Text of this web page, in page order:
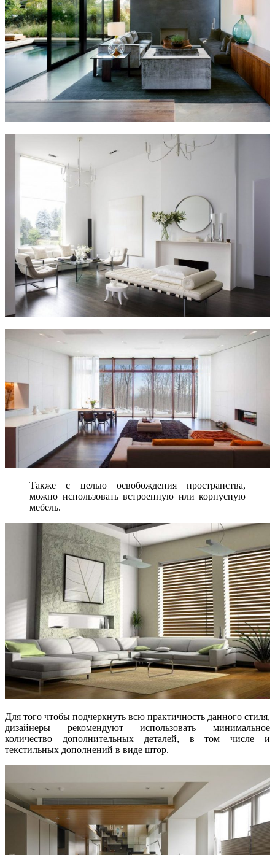
Также с целью освобождения пространства,
можно использовать встроенную или корпусную
мебель.
Для того чтобы подчеркнуть всю практичность данного стиля,
дизайнеры рекомендуют использовать минимальное
количество дополнительных деталей, в том числе и
текстильных дополнений в виде штор.